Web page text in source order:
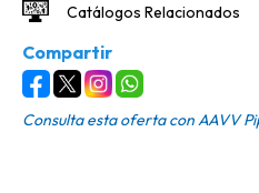
Catálogos Relacionados
Compartir
Consulta esta oferta conAAVV